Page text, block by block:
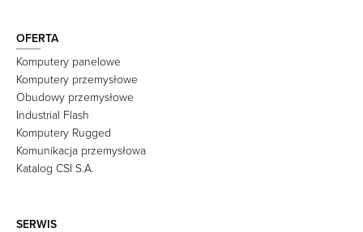
OFERTA
Komputery panelowe
Komputery przemysłowe
Obudowy przemysłowe
Industrial Flash
Komputery Rugged
Komunikacja przemysłowa
Katalog CSI S.A.
SERWIS